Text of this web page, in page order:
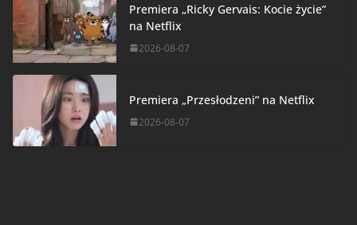
Premiera „Ricky Gervais: Kocie życie”
na Netflix
2026-08-07
Premiera „Przesłodzeni” na Netflix
2026-08-07